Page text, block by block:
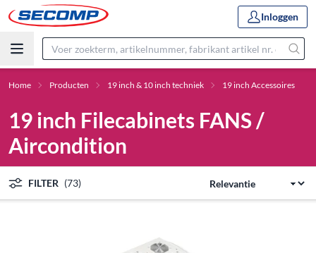
Inloggen
Home Producten 19 inch & 10 inch techniek 19 inch Accessoires
19 inch Filecabinets FANS /
Aircondition
FILTER (73)